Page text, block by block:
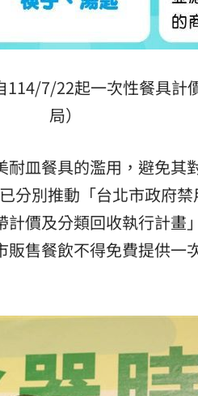
7/22起一次性餐具計
局）
皿餐具的濫用，避免其
分別推動「台北市政府
價及分類回收執行計畫
售餐飲不得免費提供一